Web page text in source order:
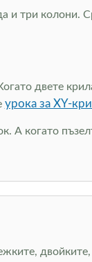
и три
двете
урока за XY-
А когато